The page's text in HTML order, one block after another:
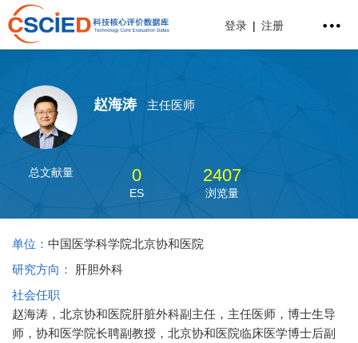
登录 | 注册
赵海涛 主任医师
总文献量 0
ES
2407
浏览量
单位： 中国医学科学院北京协和医院
研究方向：
肝胆外科
社会任职
赵海涛，北京协和医院肝脏外科副主任，主任医师，博士生导
师，协和医学院长聘副教授，北京协和医院临床医学博士后副